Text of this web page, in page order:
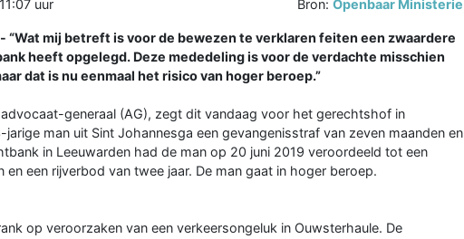
uur Bron:Openbaar Ministerie
“Wat mij betreft is voor de bewezen te verklaren feiten een zwaardere
heeft opgelegd. Deze mededeling is voor de verdachte misschien
dat is nu eenmaal het risico van hoger beroep.”
generaal (AG), zegt dit vandaag voor het gerechtshof in
man uit Sint Johannesga een gevangenisstraf van zeven maanden en
in Leeuwarden had de man op 20 juni 2019 veroordeeld tot een
een rijverbod van twee jaar. De man gaat in hoger beroep.
op veroorzaken van een verkeersongeluk in Ouwsterhaule. De